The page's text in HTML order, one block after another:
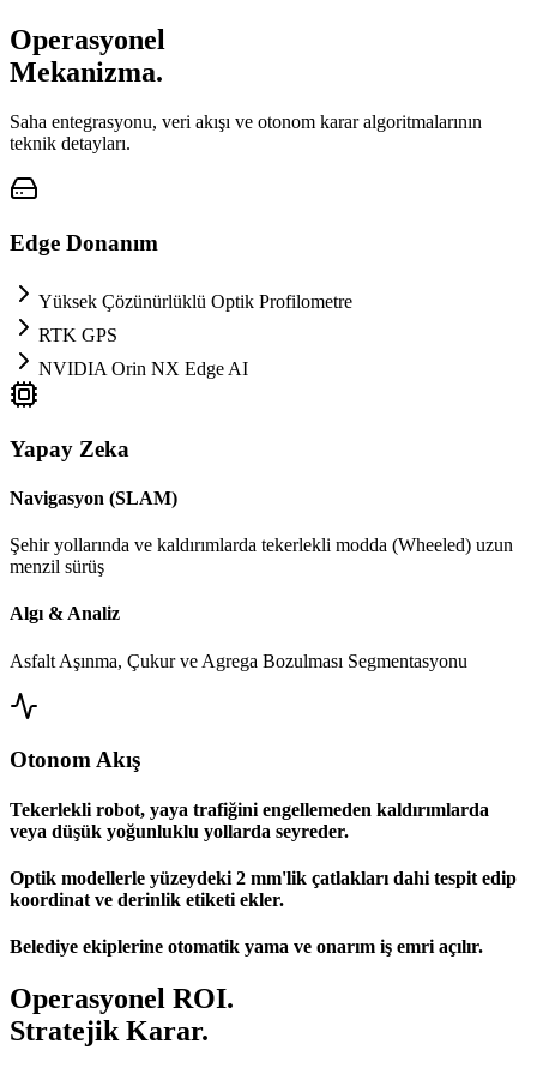
Operasyonel
Mekanizma.
Saha entegrasyonu, veri akışı ve otonom karar algoritmalarının
teknik detayları.
Edge Donanım
Yüksek Çözünürlüklü Optik Profilometre
RTK GPS
NVIDIA Orin NX Edge AI
Yapay Zeka
Navigasyon (SLAM)
Şehir yollarında ve kaldırımlarda tekerlekli modda (Wheeled) uzun
menzil sürüş
Algı & Analiz
Asfalt Aşınma, Çukur ve Agrega Bozulması Segmentasyonu
Otonom Akış
Tekerlekli robot, yaya trafiğini engellemeden kaldırımlarda
veya düşük yoğunluklu yollarda seyreder.
Optik modellerle yüzeydeki 2 mm'lik çatlakları dahi tespit edip
koordinat ve derinlik etiketi ekler.
Belediye ekiplerine otomatik yama ve onarım iş emri açılır.
Operasyonel ROI.
Stratejik Karar.